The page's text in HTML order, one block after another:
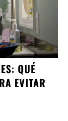
QUÉ
EVITAR